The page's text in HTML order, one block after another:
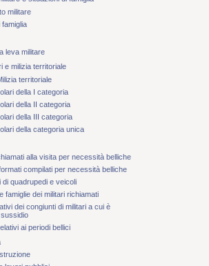
militare
famiglia
leva militare
e milizia territoriale
territoriale
della I categoria
della II categoria
della III categoria
della categoria unica
alla visita per necessità belliche
compilati per necessità belliche
di quadrupedi e veicoli
famiglie dei militari richiamati
dei congiunti di militari a cui è
ai periodi bellici